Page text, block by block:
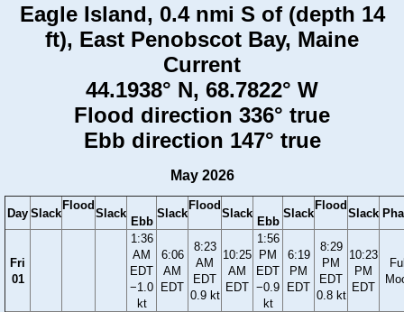
Eagle Island, 0.4 nmi S of (depth 14
ft), East Penobscot Bay, Maine
Current
44.1938° N, 68.7822° W
Flood direction 336° true
Ebb direction 147° true
May 2026
Day Slack
Flood
Slack
Ebb
Slack
Flood
Slack
Ebb
Slack
Flood
Slack
Fri
01
1:36
AM
EDT
−1.0
kt
6:06
AM
EDT
8:23
AM
EDT
0.9 kt
10:25
AM
EDT
1:56
PM
EDT
−0.9
kt
6:19
PM
EDT
8:29
PM
EDT
0.8 kt
10:23
PM
EDT